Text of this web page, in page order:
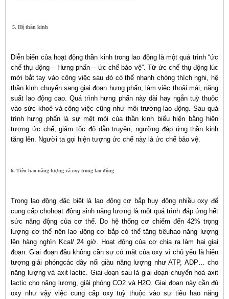
5. Hệ thần kinh
Diễn biến của hoạt động thần kinh trong lao động là một quá trình “ức
chế thụ động – Hưng phấn – ức chế bảo vệ”. Từ ức chế thụ động lúc
mới bắt tay vào công việc sau đó có thể nhanh chóng thích nghi, hệ
thần kinh chuyển sang giai đoạn hưng phấn, làm việc thoải mái, năng
suất lao động cao. Quá trình hưng phấn này dài hay ngắn tuỳ thuộc
vào sức khoẻ và công việc cũng như môi trường lao động. Sau quá
trình hưng phấn là sự mệt mỏi của thần kinh biểu hiện bằng hiện
tượng ức chế, giảm tốc độ dẫn truyền, ngưỡng đáp ứng thần kinh
tăng lên. Người ta gọi hiện tượng ức chế này là ức chế bảo vệ.
6. Tiêu hao năng lượng và oxy trong lao động
Trong lao động đặc biệt là lao động cơ bắp huy động nhiều oxy để
cung cấp chohoạt động sinh năng lượng là một quá trình đáp ứng hết
sức năng động của cơ thể. Do hệ thống cơ chiếm đến 42% trọng
lượng cơ thể nên lao động cơ bắp có thể tăng tiêuhao năng lượng
lên hàng nghìn Kcal/ 24 giờ. Hoạt động của cơ chia ra làm hai giai
đoạn. Giai đoạn đầu không cần sự có mặt của oxy vì chủ yếu là hiện
tượng giải phóngcác dây nối giàu năng lượng như ATP, ADP… cho
năng lượng và axit lactic. Giai đoạn sau là giai đoạn chuyển hoá axit
lactic cho năng lượng, giải phóng CO2 và H2O. Giai đoạn này cần đủ
oxy như vậy việc cung cấp oxy tuỳ thuộc vào sự tiêu hao năng